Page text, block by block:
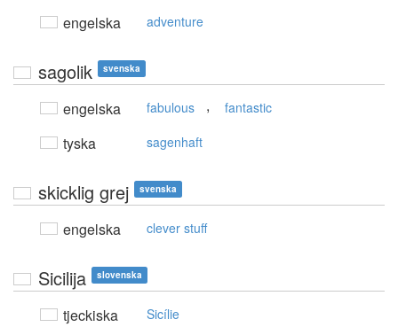
engelska adventure
sagolik svenska
engelska fabulous , fantastic
tyska sagenhaft
skicklig grej svenska
engelska clever stuff
Sicilija slovenska
tjeckiska Sicílie